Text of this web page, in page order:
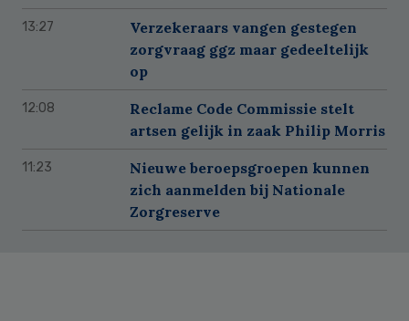
13:27
Verzekeraars vangen gestegen
zorgvraag ggz maar gedeeltelijk
op
12:08
Reclame Code Commissie stelt
artsen gelijk in zaak Philip Morris
11:23
Nieuwe beroepsgroepen kunnen
zich aanmelden bij Nationale
Zorgreserve